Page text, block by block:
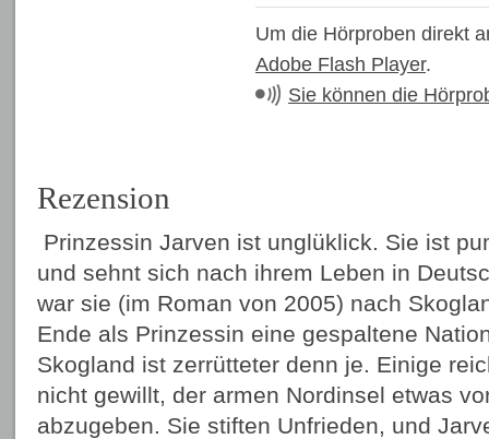
Um die Hörproben direkt
Adobe Flash Player.
Sie können die
Rezension
Prinzessin Jarven ist unglüklick. Sie ist
und sehnt sich nach ihrem Leben in
war sie (im Roman von 2005) nach
Ende als Prinzessin eine gespaltene
Skogland ist zerrütteter denn je. Einige
nicht gewillt, der armen Nordinsel etwas
abzugeben. Sie stiften Unfrieden, und